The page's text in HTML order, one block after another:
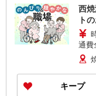
西
ト
通費
キープ